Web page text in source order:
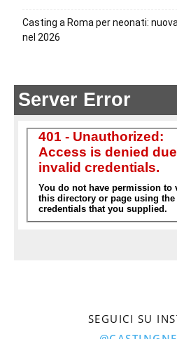
Casting a Roma per neonati:
nel 2026
SEGUICI SU